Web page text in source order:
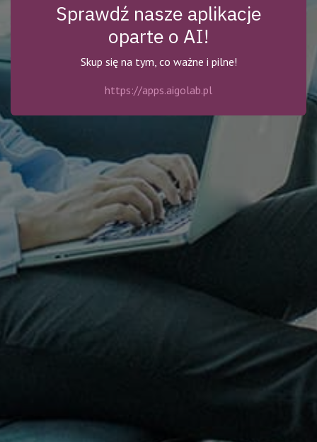
Sprawdź nasze aplikacje
oparte o AI!
Skup się na tym, co ważne i pilne!
https://apps.aigolab.pl